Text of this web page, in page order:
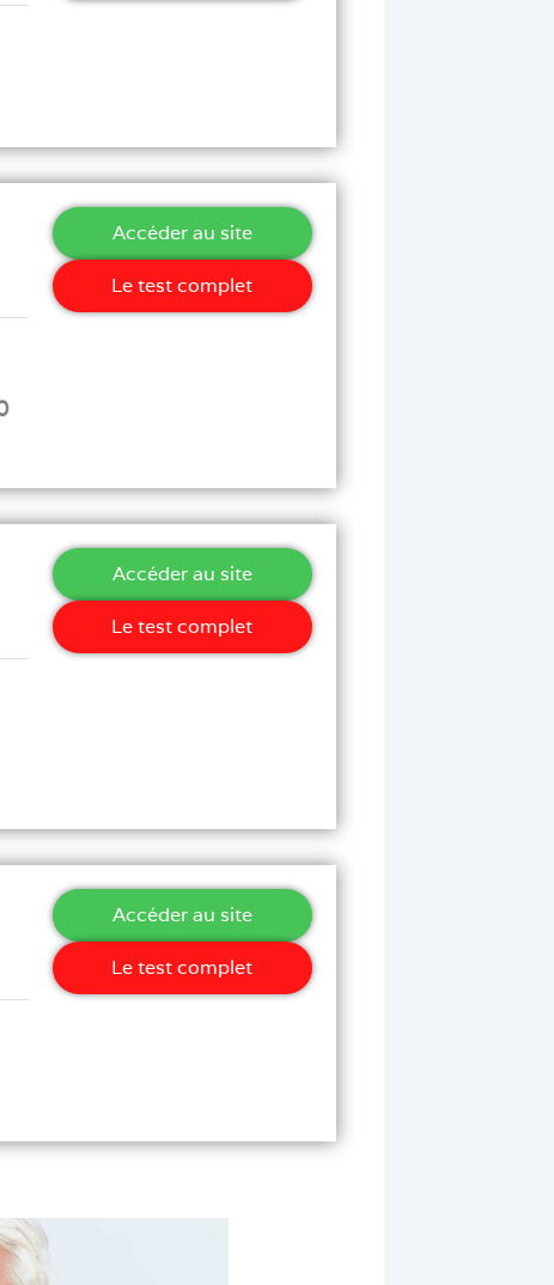
Accéder au site
Le test complet
Accéder au site
Le test complet
Accéder au site
Le test complet